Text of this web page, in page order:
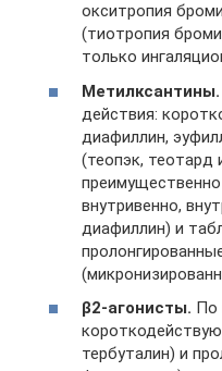
окситропия
(тиотропия
только
Метилксантины.
действия:
диафиллин,
(теопэк, теотард
внутривенно,
диафиллин) и
β2-агонисты. По
тербуталин) и